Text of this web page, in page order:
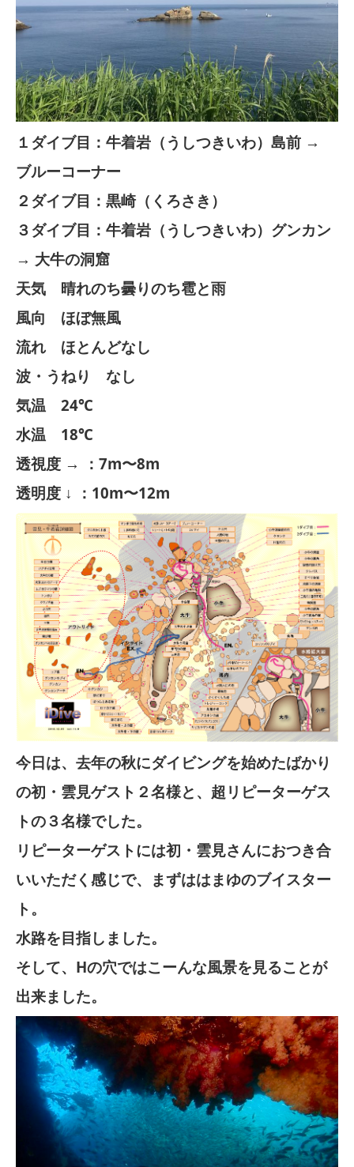
１ダイブ目：牛着岩（うしつきいわ）島前 →
ブルーコーナー
２ダイブ目：黒崎（くろさき）
３ダイブ目：牛着岩（うしつきいわ）グンカン
→ 大牛の洞窟
天気 晴れのち曇りのち雹と雨
風向 ほぼ無風
流れ ほとんどなし
波・うねり なし
気温 24℃
水温 18℃
透視度 → ：7m〜8m
透明度 ↓ ：10m〜12m
今日は、去年の秋にダイビングを始めたばかり
の初・雲見ゲスト２名様と、超リピーターゲス
トの３名様でした。
リピーターゲストには初・雲見さんにおつき合
いいただく感じで、まずははまゆのブイスター
ト。
水路を目指しました。
そして、Hの穴ではこーんな風景を見ることが
出来ました。